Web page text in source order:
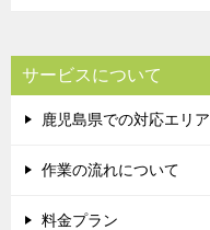
サービスについて
鹿児島県での対応エリア
作業の流れについて
料金プラン